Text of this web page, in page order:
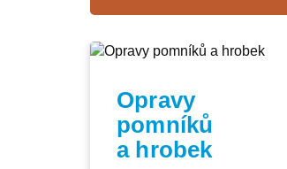
Opravy
pomníků
a hrobek